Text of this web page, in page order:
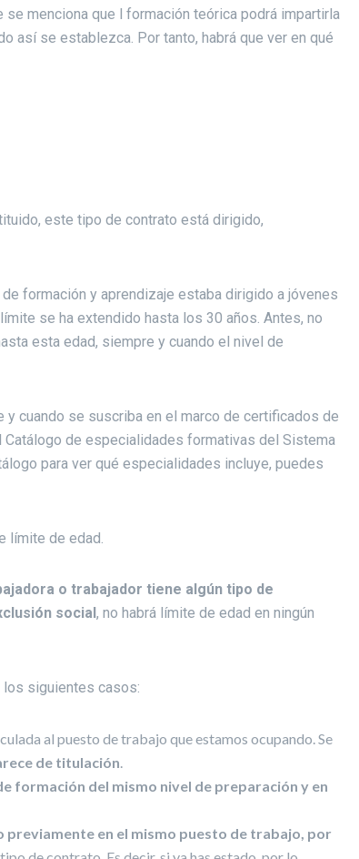
menciona que l formación teórica podrá impartirla
así se establezca. Por tanto, habrá que ver en qué
este tipo de contrato está dirigido,
formación y aprendizaje estaba dirigido a jóvenes
se ha extendido hasta los 30 años. Antes, no
esta edad, siempre y cuando el nivel de
cuando se suscriba en el marco de certificados de
de especialidades formativas del Sistema
para ver qué especialidades incluye, puedes
límite de edad.
o trabajador tiene algún tipo de
social, no habrá límite de edad en ningún
los siguientes casos:
al puesto de trabajo que estamos ocupando. Se
de titulación.
formación del mismo nivel de preparación y en
en el mismo puesto de trabajo, por